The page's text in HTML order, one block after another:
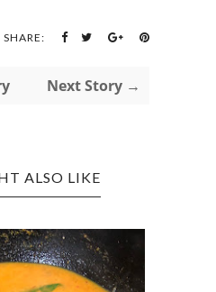
SHARE:
Next Story →
ALSO LIKE